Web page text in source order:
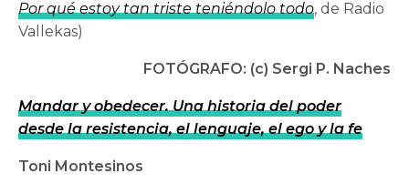
Por qué estoy tan triste teniéndolo todo, de Radio
Vallekas)
FOTÓGRAFO: (c) Sergi P. Naches
Mandar y obedecer. Una historia del poder
desde la resistencia, el lenguaje, el ego y la fe
Toni Montesinos